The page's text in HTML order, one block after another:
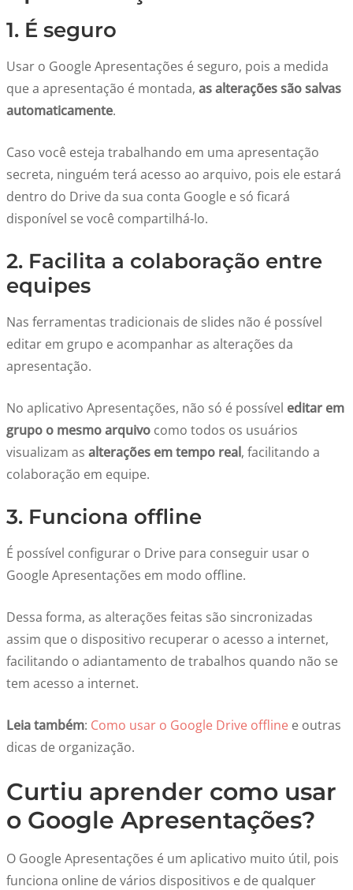
1. É seguro
Usar o Google Apresentações é seguro, pois a medida
que a apresentação é montada, as alterações são salvas
automaticamente.
Caso você esteja trabalhando em uma apresentação
secreta, ninguém terá acesso ao arquivo, pois ele estará
dentro do Drive da sua conta Google e só ficará
disponível se você compartilhá-lo.
2. Facilita a colaboração entre
equipes
Nas ferramentas tradicionais de slides não é possível
editar em grupo e acompanhar as alterações da
apresentação.
No aplicativo Apresentações, não só é possível editar em
grupo o mesmo arquivo como todos os usuários
visualizam as alterações em tempo real, facilitando a
colaboração em equipe.
3. Funciona offline
É possível configurar o Drive para conseguir usar o
Google Apresentações em modo offline.
Dessa forma, as alterações feitas são sincronizadas
assim que o dispositivo recuperar o acesso a internet,
facilitando o adiantamento de trabalhos quando não se
tem acesso a internet.
Leia também: Como usar o Google Drive offline e outras
dicas de organização.
Curtiu aprender como usar
o Google Apresentações?
O Google Apresentações é um aplicativo muito útil, pois
funciona online de vários dispositivos e de qualquer